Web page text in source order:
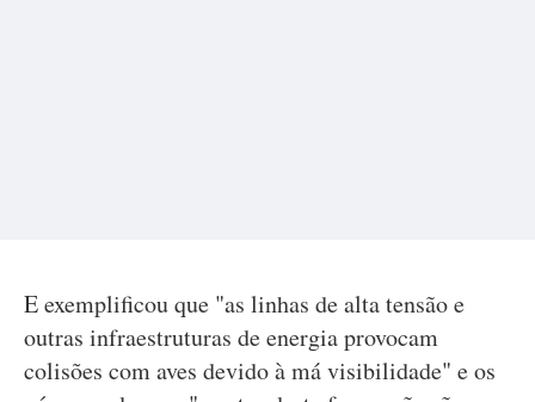
E exemplificou que "as linhas de alta tensão e
outras infraestruturas de energia provocam
colisões com aves devido à má visibilidade" e os